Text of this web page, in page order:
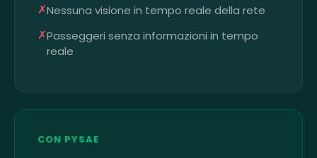
✗Nessuna visione in tempo reale della rete
✗Passeggeri senza informazioni in tempo
reale
CON PYSAE